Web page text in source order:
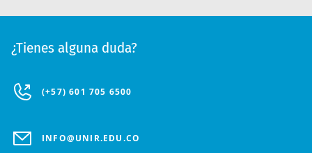
¿Tienes alguna duda?
(+57) 601 705 6500
INFO@UNIR.EDU.CO